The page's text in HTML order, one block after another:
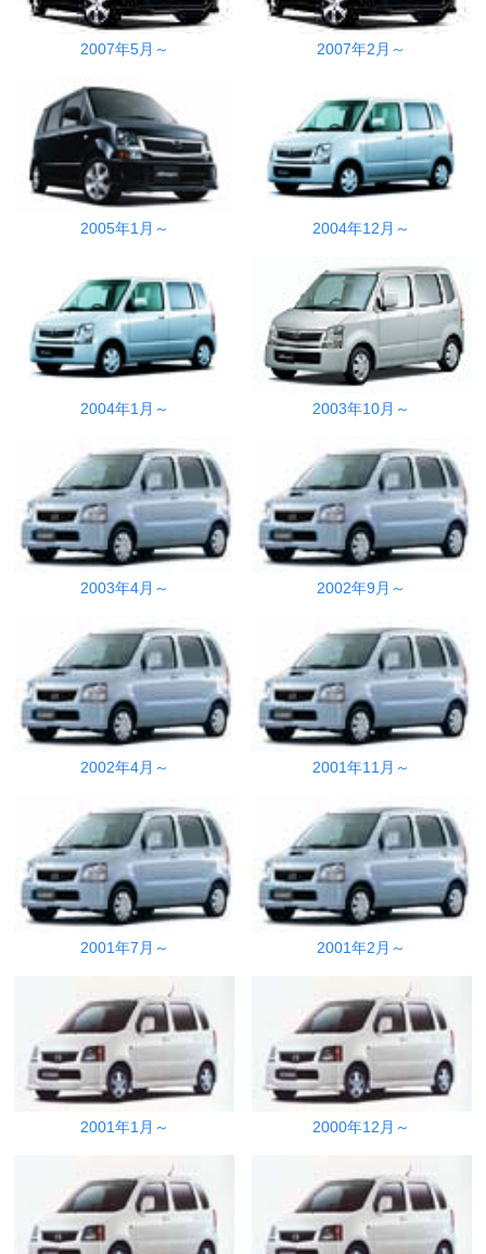
2007年5月～ 2007年2月～
2005年1月～ 2004年12月～
2004年1月～ 2003年10月～
2003年4月～ 2002年9月～
2002年4月～ 2001年11月～
2001年7月～ 2001年2月～
2001年1月～ 2000年12月～